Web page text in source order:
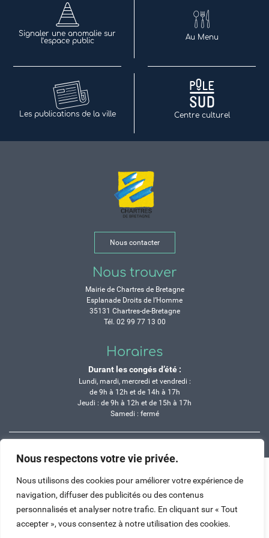
Nous respectons votre vie privée.
Nous utilisons des cookies pour améliorer votre expérience de
navigation, diffuser des publicités ou des contenus
personnalisés et analyser notre trafic. En cliquant sur « Tout
accepter », vous consentez à notre utilisation des cookies.
Signaler une anomalie sur
l’espace public
Au Menu
Les publications de la ville Centre culturel
Nous contacter
Nous trouver
Mairie de Chartres de Bretagne
Esplanade Droits de l’Homme
35131 Chartres-de-Bretagne
Tél. 02 99 77 13 00
Horaires
Durant les congés d’été :
Lundi, mardi, mercredi et vendredi :
de 9h à 12h et de 14h à 17h
Jeudi : de 9h à 12h et de 15h à 17h
Samedi : fermé
Haut de page